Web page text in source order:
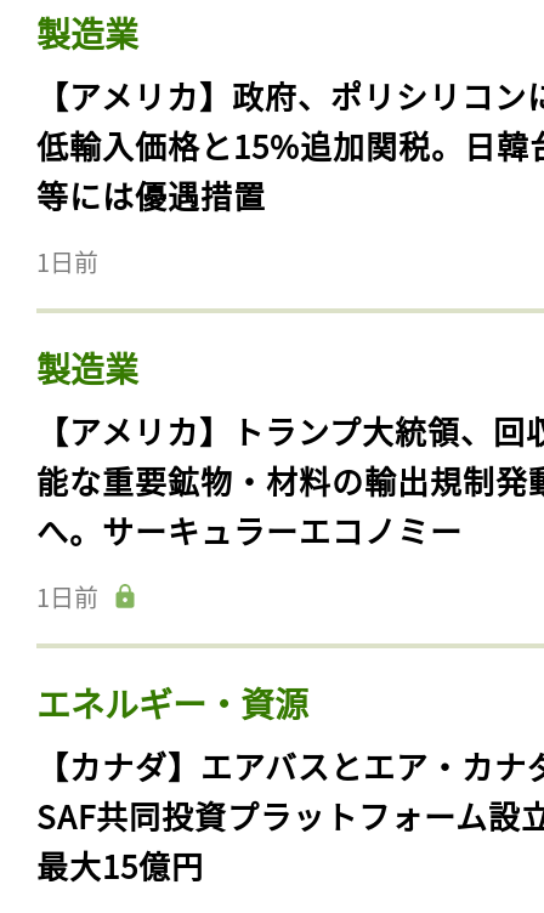
製造業
【アメリカ】政府、ポリシリコン
低輸入価格と15%追加関税。日韓
等には優遇措置
1日前
製造業
【アメリカ】トランプ大統領、回
能な重要鉱物・材料の輸出規制発
へ。サーキュラーエコノミー
1日前
エネルギー・資源
【カナダ】エアバスとエア・カナ
SAF共同投資プラットフォーム設
最大15億円